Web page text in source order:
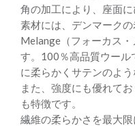
角の加工により、座面に
素材には、デンマーク
Melange（フォーカス
す。100％高品質ウール
に柔らかくサテンのよ
また、強度にも優れて
も特徴です。
繊維の柔らかさを最大